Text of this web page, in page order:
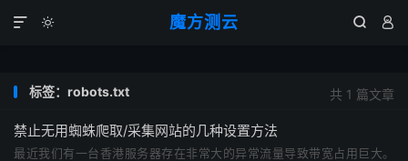
魔方测云
  

共 1 篇文章
标签：robots.txt
禁止无用蜘蛛爬取/采集网站的几种设置方法
最近我们有一台香港服务器存在非常大的异常流量导致带宽占用巨大。